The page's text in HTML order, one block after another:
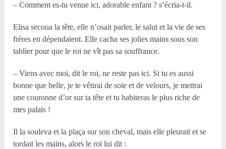
– Comment es-tu venue ici, adorable enfant ? s’écria-t-il.
Elisa secoua la tête, elle n’osait parler, le salut et la vie de ses
frères en dépendaient. Elle cacha ses jolies mains sous son
tablier pour que le roi ne vît pas sa souffrance.
– Viens avec moi, dit le roi, ne reste pas ici. Si tu es aussi
bonne que belle, je te vêtirai de soie et de velours, je mettrai
une couronne d’or sur ta tête et tu habiteras le plus riche de
mes palais !
Il la souleva et la plaça sur son cheval, mais elle pleurait et se
tordait les mains, alors le roi lui dit :